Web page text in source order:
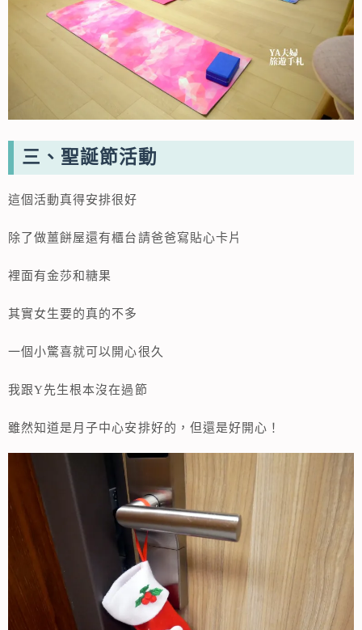
三、聖誕節活動
這個活動真得安排很好
除了做薑餅屋還有櫃台請爸爸寫貼心卡片
裡面有金莎和糖果
其實女生要的真的不多
一個小驚喜就可以開心很久
我跟Y先生根本沒在過節
雖然知道是月子中心安排好的，但還是好開心！